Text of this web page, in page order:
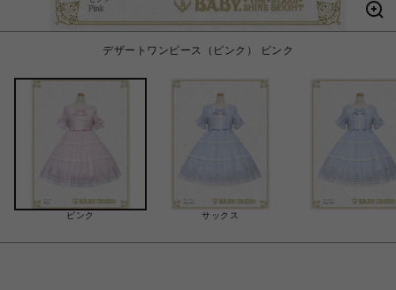
デザートワンピース（ピンク） ピンク
ピンク サックス